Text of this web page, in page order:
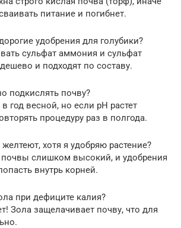
питание и погибнет.
удобрения для голубики?
сульфат аммония и сульфат
и подходят по составу.
подкислять почву?
год весной, но если pH растет
процедуру раз в полгода.
хотя я удобряю растение?
почвы слишком высокий, и удобрения
внутрь корней.
при дефиците калия?
Зола защелачивает почву, что для